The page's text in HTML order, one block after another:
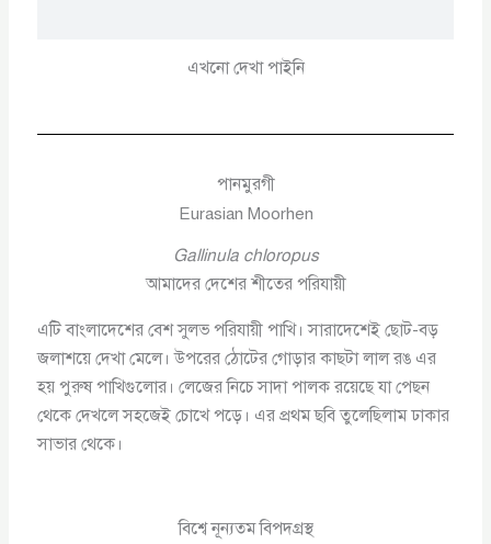
এখনো দেখা পাইনি
পানমুরগী
Eurasian Moorhen
Gallinula chloropus
আমাদের দেশের শীতের পরিযায়ী
এটি বাংলাদেশের বেশ সুলভ পরিযায়ী পাখি। সারাদেশেই ছোট-বড়
জলাশয়ে দেখা মেলে। উপরের ঠোটের গোড়ার কাছটা লাল রঙ এর
হয় পুরুষ পাখিগুলোর। লেজের নিচে সাদা পালক রয়েছে যা পেছন
থেকে দেখলে সহজেই চোখে পড়ে। এর প্রথম ছবি তুলেছিলাম ঢাকার
সাভার থেকে।
বিশ্বে নূন্যতম বিপদগ্রস্থ